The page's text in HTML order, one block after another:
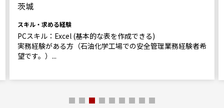
茨城
スキル・求める経験
PCスキル：Excel (基本的な表を作成できる)
実務経験がある方（石油化学工場での安全管理業務経験者希
望です。）...